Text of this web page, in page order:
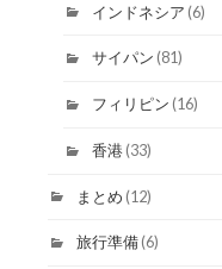
インドネシア (6)
サイパン (81)
フィリピン (16)
香港(33)
まとめ (12)
旅行準備(6)